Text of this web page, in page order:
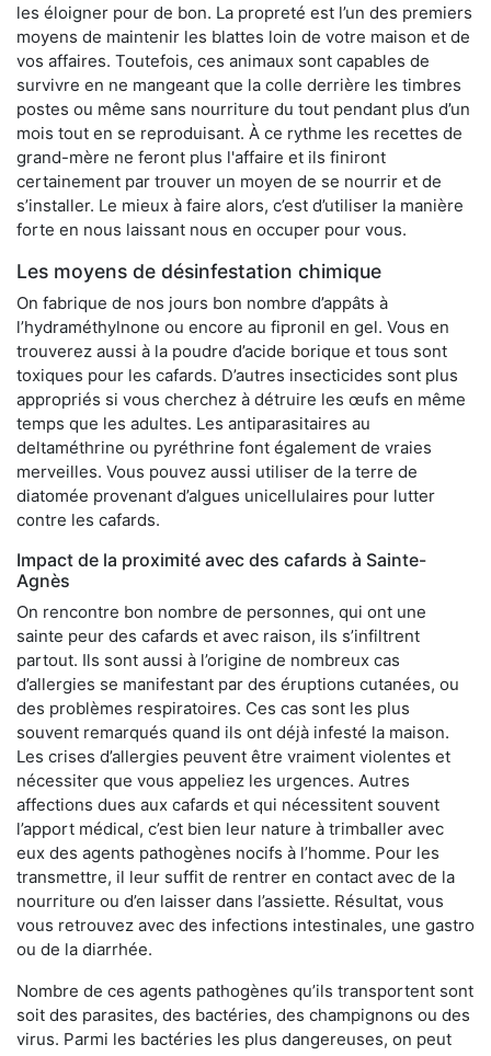
les éloigner pour de bon. La propreté est l’un des premiers
moyens de maintenir les blattes loin de votre maison et de
vos affaires. Toutefois, ces animaux sont capables de
survivre en ne mangeant que la colle derrière les timbres
postes ou même sans nourriture du tout pendant plus d’un
mois tout en se reproduisant. À ce rythme les recettes de
grand-mère ne feront plus l'affaire et ils finiront
certainement par trouver un moyen de se nourrir et de
s’installer. Le mieux à faire alors, c’est d’utiliser la manière
forte en nous laissant nous en occuper pour vous.
Les moyens de désinfestation chimique
On fabrique de nos jours bon nombre d’appâts à
l’hydraméthylnone ou encore au fipronil en gel. Vous en
trouverez aussi à la poudre d’acide borique et tous sont
toxiques pour les cafards. D’autres insecticides sont plus
appropriés si vous cherchez à détruire les œufs en même
temps que les adultes. Les antiparasitaires au
deltaméthrine ou pyréthrine font également de vraies
merveilles. Vous pouvez aussi utiliser de la terre de
diatomée provenant d’algues unicellulaires pour lutter
contre les cafards.
Impact de la proximité avec des cafards à Sainte-
Agnès
On rencontre bon nombre de personnes, qui ont une
sainte peur des cafards et avec raison, ils s’infiltrent
partout. Ils sont aussi à l’origine de nombreux cas
d’allergies se manifestant par des éruptions cutanées, ou
des problèmes respiratoires. Ces cas sont les plus
souvent remarqués quand ils ont déjà infesté la maison.
Les crises d’allergies peuvent être vraiment violentes et
nécessiter que vous appeliez les urgences. Autres
affections dues aux cafards et qui nécessitent souvent
l’apport médical, c’est bien leur nature à trimballer avec
eux des agents pathogènes nocifs à l’homme. Pour les
transmettre, il leur suffit de rentrer en contact avec de la
nourriture ou d’en laisser dans l’assiette. Résultat, vous
vous retrouvez avec des infections intestinales, une gastro
ou de la diarrhée.
Nombre de ces agents pathogènes qu’ils transportent sont
soit des parasites, des bactéries, des champignons ou des
virus. Parmi les bactéries les plus dangereuses, on peut